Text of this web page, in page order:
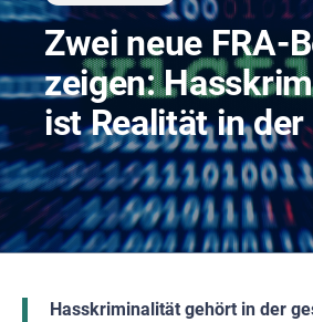
Zwei neue FRA-
zeigen:
ist Realität in der
Hasskriminalität gehört in der